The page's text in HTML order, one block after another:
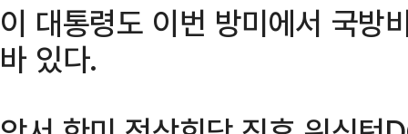
이 대통령도 이번 방미에서 국방
바 있다.